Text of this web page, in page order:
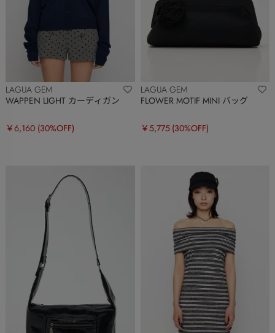
LAGUA GEM
WAPPEN LIGHT カーディガン
￥6,160 (30%OFF)
LAGUA GEM
FLOWER MOTIF MINI バッグ
￥5,775 (30%OFF)